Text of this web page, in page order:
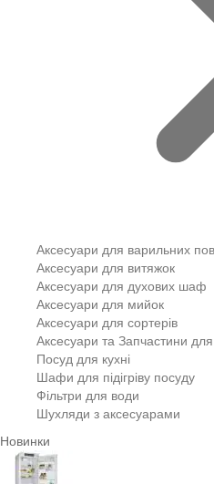
Аксесуари для варильних
Аксесуари для витяжок
Аксесуари для духових шаф
Аксесуари для мийок
Аксесуари для сортерів
Аксесуари та Запчастини для
Посуд для кухні
Шафи для підігріву посуду
Фільтри для води
Шухляди з аксесуарами
Новинки